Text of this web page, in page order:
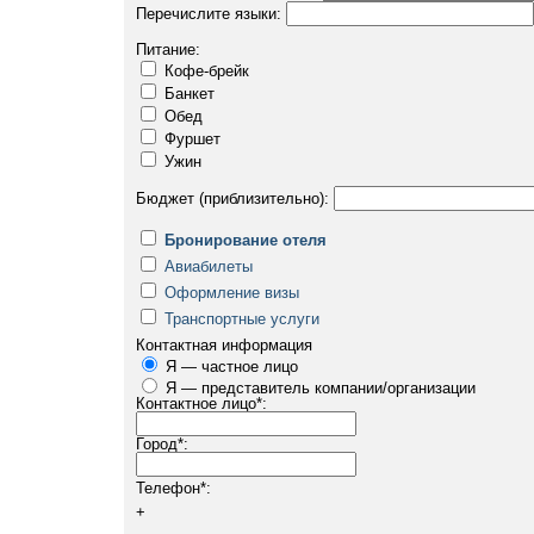
Перечислите языки:
Питание:
Кофе-брейк
Банкет
Обед
Фуршет
Ужин
Бюджет (приблизительно):
Бронирование отеля
Авиабилеты
Оформление визы
Транспортные услуги
Контактная информация
Я — частное лицо
Я — представитель компании/организации
Контактное лицо*:
Город*:
Телефон*:
+